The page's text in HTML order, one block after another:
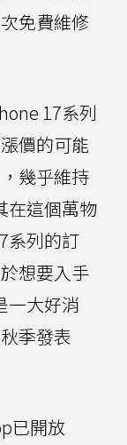
免費維修
17系列
價的可能
幾乎維持
在這個萬物
系列的訂
想要入手
一大好消
季發表
已開放